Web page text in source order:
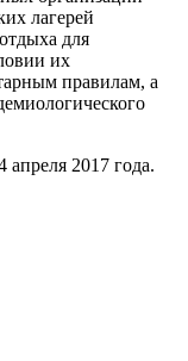
лагерей
для
их
правилам, а
2017 года.